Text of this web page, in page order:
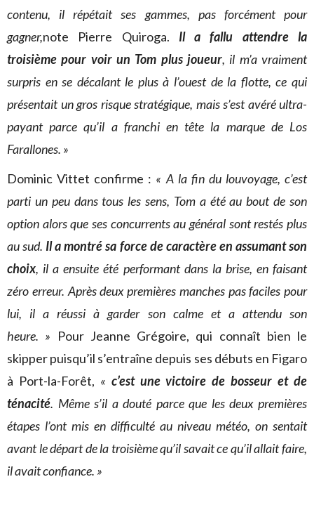
contenu, il répétait ses gammes, pas forcément pour
gagner,note Pierre Quiroga. Il a fallu attendre la
troisième pour voir un Tom plus joueur, il m’a vraiment
surpris en se décalant le plus à l’ouest de la flotte, ce qui
présentait un gros risque stratégique, mais s’est avéré ultra-
payant parce qu’il a franchi en tête la marque de Los
Farallones. »
Dominic Vittet confirme : « A la fin du louvoyage, c’est
parti un peu dans tous les sens, Tom a été au bout de son
option alors que ses concurrents au général sont restés plus
au sud. Il a montré sa force de caractère en assumant son
choix, il a ensuite été performant dans la brise, en faisant
zéro erreur. Après deux premières manches pas faciles pour
lui, il a réussi à garder son calme et a attendu son
heure. » Pour Jeanne Grégoire, qui connaît bien le
skipper puisqu’il s’entraîne depuis ses débuts en Figaro
à Port-la-Forêt, « c’est une victoire de bosseur et de
ténacité. Même s’il a douté parce que les deux premières
étapes l’ont mis en difficulté au niveau météo, on sentait
avant le départ de la troisième qu’il savait ce qu’il allait faire,
il avait confiance. »